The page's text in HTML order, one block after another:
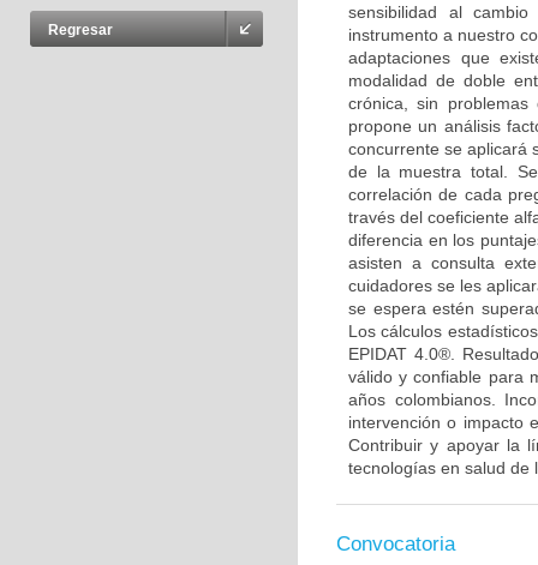
Regresar
sensibilidad al
instrumento a nuestro
adaptaciones que
modalidad de doble
crónica, sin
propone un análisis
concurrente se aplicará
de la muestra total.
correlación de cada
través del coeficiente
diferencia en los
asisten a consulta
cuidadores se les
se espera estén
Los cálculos
EPIDAT 4.0®.
válido y confiable para
años colombianos.
intervención o impacto
Contribuir y apoyar la
tecnologías en salud de
Convocatoria